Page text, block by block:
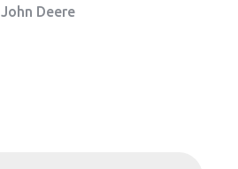
John Deere